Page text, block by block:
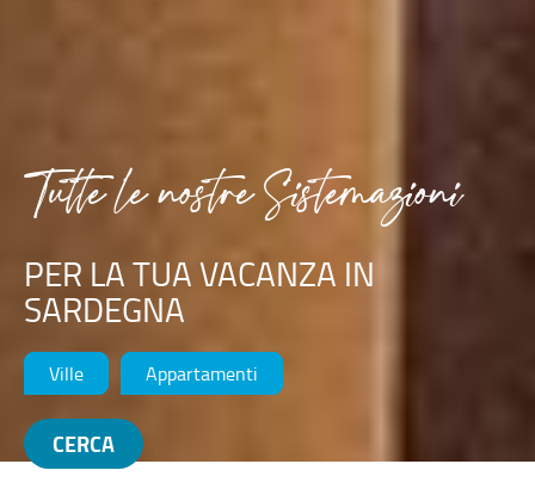
Tutte le nostre Sistemazioni
PER LA TUA VACANZA IN
SARDEGNA
Ville Appartamenti
CERCA